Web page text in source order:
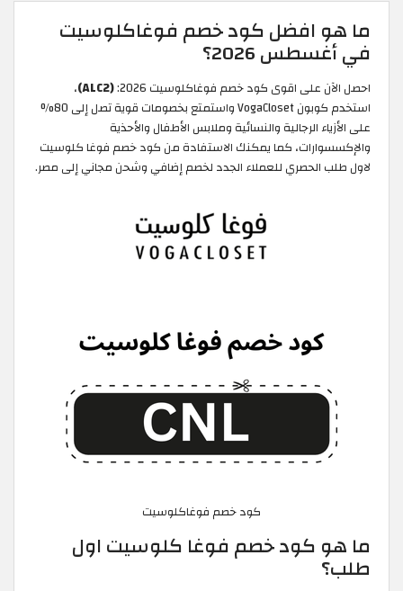
ما هو افضل كود خصم فوغاكلوسيت
في أغسطس 2026؟
احصل الآن على اقوى كود خصم فوغاكلوسيت 2026: (ALC2)
،
استخدم كوبون VogaCloset واستمتع بخصومات قوية تصل إلى 80%
على الأزياء الرجالية والنسائية وملابس الأطفال والأحذية
والإكسسوارات، كما يمكنك الاستفادة من كود خصم فوغا كلوسيت
لاول طلب الحصري للعملاء الجدد لخصم إضافي وشحن مجاني إلى مصر.
كود خصم فوغاكلوسيت
ما هو كود خصم فوغا كلوسيت اول
طلب؟